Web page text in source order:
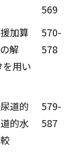
569
加算
解
用い
570-
578
道的
的水
579-
587